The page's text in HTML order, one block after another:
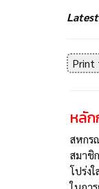
Print
หลัก
สหกร
สมาชิ
โปร่ง